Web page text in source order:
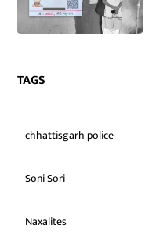
TAGS
chhattisgarh police
Soni Sori
Naxalites